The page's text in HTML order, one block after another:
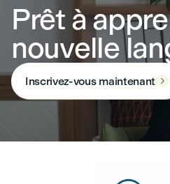
Prêt à
nouvelle
Inscrivez-vous maintenant 